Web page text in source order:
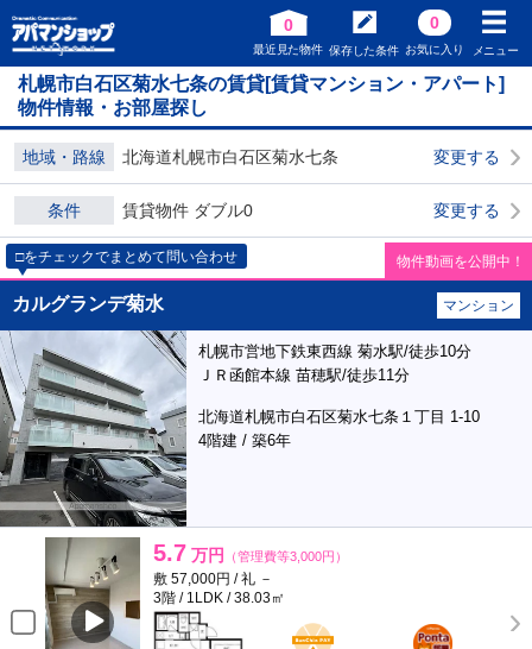
0
最近見た物件 保存した条件
0
お気に入り メニュー
札幌市白石区菊水七条の賃貸[賃貸マンション・アパート]
物件情報・お部屋探し
地域・路線 北海道札幌市白石区菊水七条 変更する
条件 賃貸物件 ダブル0 変更する
□をチェックでまとめて問い合わせ 物件動画を公開中！
カルグランデ菊水 マンション
札幌市営地下鉄東西線 菊水駅/徒歩10分
ＪＲ函館本線 苗穂駅/徒歩11分
北海道札幌市白石区菊水七条１丁目 1-10
4階建 / 築6年
5.7 万円 （管理費等3,000円）
敷 57,000円 / 礼 －
3階 / 1LDK / 38.03㎡
BunChinPAY
ポンタ
部屋